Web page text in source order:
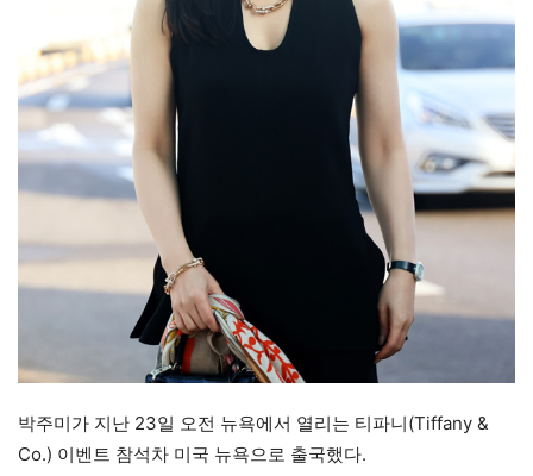
박주미가 지난 23일 오전 뉴욕에서 열리는 티파니(Tiffany &
Co.) 이벤트 참석차 미국 뉴욕으로 출국했다.